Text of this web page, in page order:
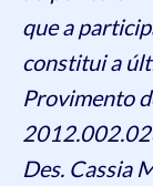
que a
constitui a
Provimento
Des. Cassia